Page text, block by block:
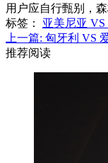
用户应自行甄别，
标签 ： 亚美尼亚 VS
上一篇: 匈牙利 VS
推荐阅读